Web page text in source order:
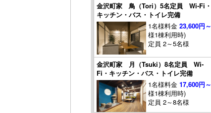
金沢町家 鳥（Tori）5名定員 Wi-Fi・
キッチン・バス・トイレ完備
1名様料金23,600円～
様1棟利用時)
定員 2～5名様
金沢町家 月（Tsuki）8名定員 Wi-
Fi・キッチン・バス・トイレ完備
1名様料金17,600円～
様1棟利用時)
定員 2～8名様